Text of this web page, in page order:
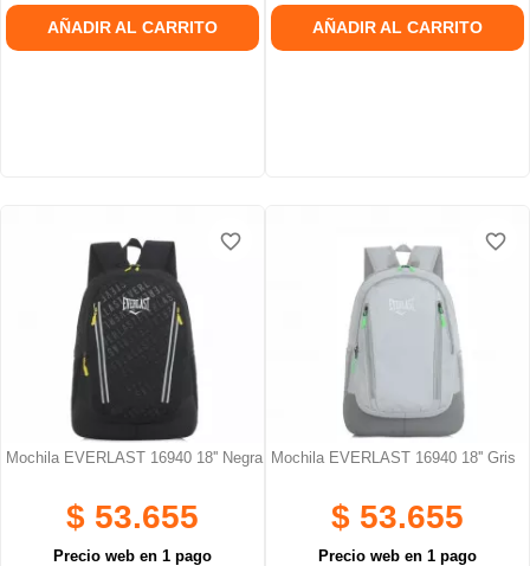
AÑADIR AL CARRITO AÑADIR AL CARRITO
Mochila EVERLAST 16940 18'' Negra
$ 53.655
Precio web en 1 pago
favorite_border
favorite_border
Mochila EVERLAST 16940 18'' Gris
$ 53.655
Precio web en 1 pago
favorite_border
favorite_border